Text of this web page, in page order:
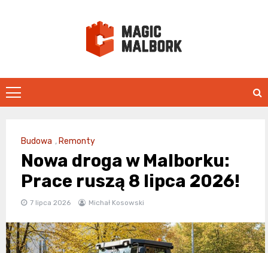
Budowa , Remonty
Nowa droga w Malborku:
Prace ruszą 8 lipca 2026!
7 lipca 2026 Michał Kosowski